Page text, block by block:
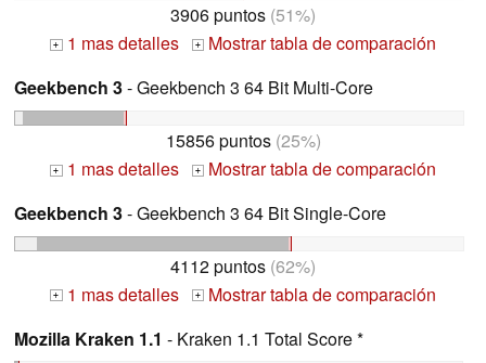
3906 puntos (51%)
+ 1 mas detalles +
Mostrar tabla de comparación
Geekbench 3- Geekbench 3 64 Bit Multi-Core
15856 puntos(25%)
+ 1 mas detalles +
Mostrar tabla de comparación
Geekbench 3- Geekbench 3 64 Bit Single-Core
4112 puntos (62%)
+ 1 mas detalles +
Mostrar tabla de comparación
Mozilla Kraken 1.1 - Kraken 1.1 Total Score *